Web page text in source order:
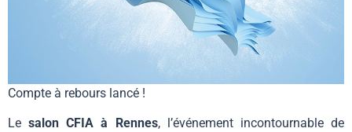
Compte à rebours lancé !
Lesalon CFIA à Rennes, l’événement incontournable de